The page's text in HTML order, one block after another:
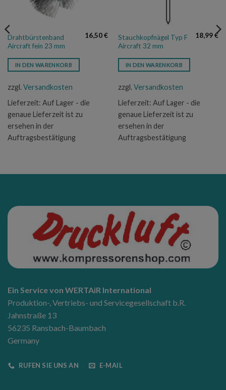
Drahtbürstenband
Aircraft fein 23 mm
16,50€
IN DEN WARENKORB
zzgl. Versandkosten
Lieferzeit: Auf Lager - die
genaue Lieferzeit ist zu
ersehen in der
Auftragsbestätigung
Stauchkopfnägel Typ F
Aircraft 32 mm
18,99€
IN DEN WARENKORB
zzgl. Versandkosten
Lieferzeit: Auf Lager - die
genaue Lieferzeit ist zu
ersehen in der
Auftragsbestätigung
Ein Service von WERTAiR International
Produktion-, Vertriebs- und Servicegesellschaft b.R.
Jahnstraße 13
56235 Ransbach-Baumbach
Germany
RUFEN SIE UNS AN E-MAIL